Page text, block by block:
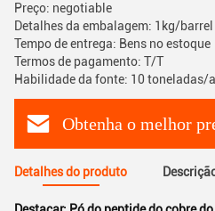
Preço: negotiable
Detalhes da embalagem: 1kg/barrel
Tempo de entrega: Bens no estoque
Termos de pagamento: T/T
Habilidade da fonte: 10 toneladas/
Obtenha o melhor
Detalhes do produto